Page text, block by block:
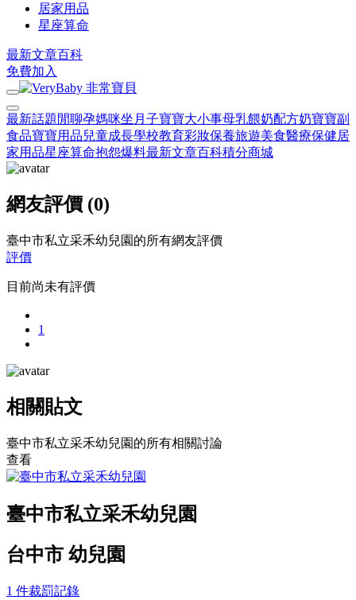
居家用品
星座算命
最新文章百科
免費加入
最新話題 閒聊孕媽咪坐月子寶寶大小事母乳餵奶配方奶寶寶副
食品寶寶用品兒童成長學校教育彩妝保養旅遊美食醫療保健居
家用品星座算命抱怨爆料最新文章百科積分商城
網友評價 (0)
臺中市私立采禾幼兒園的所有網友評價
評價
目前尚未有評價
1
相關貼文
臺中市私立采禾幼兒園的所有相關討論
查看
臺中市私立采禾幼兒園
台中市 幼兒園
1 件裁罰記錄